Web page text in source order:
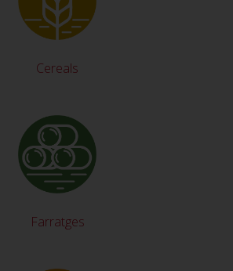
Cereals
Farratges